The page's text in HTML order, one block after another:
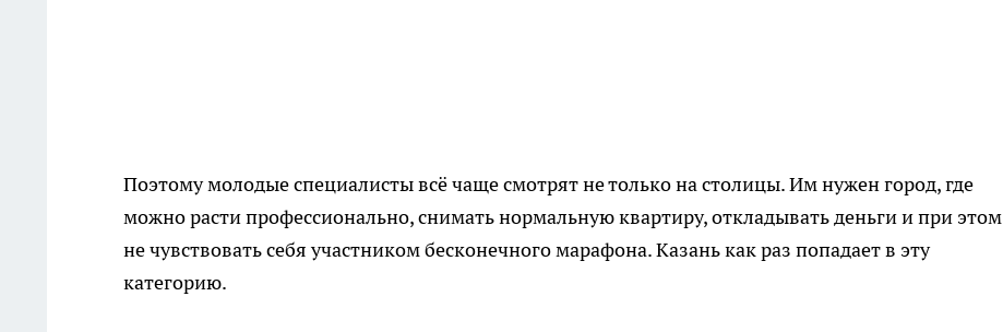
Поэтому молодые специалисты всё чаще смотрят не только на столицы. Им нужен город, где
можно расти профессионально, снимать нормальную квартиру, откладывать деньги и при этом
не чувствовать себя участником бесконечного марафона. Казань как раз попадает в эту
категорию.